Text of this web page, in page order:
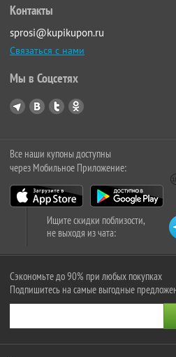
Контакты
sprosi@kupikupon.ru
Связаться с нами
Мы в Соцсетях
Все наши купоны доступны
через Мобильное Приложение:
Ищите скидки поблизости,
не выходя из чата:
Сэкономьте до 90% при любых покупках
Подпишитесь на самые выгодные